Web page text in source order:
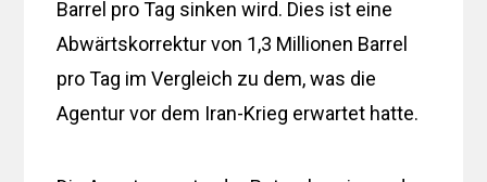
Barrel pro Tag sinken wird. Dies ist eine
Abwärtskorrektur von 1,3 Millionen Barrel
pro Tag im Vergleich zu dem, was die
Agentur vor dem Iran-Krieg erwartet hatte.